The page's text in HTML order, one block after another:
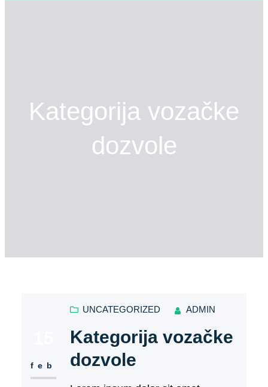
Kategorija vozačke
dozvole
feb
UNCATEGORIZED ADMIN
Kategorija vozačke
dozvole